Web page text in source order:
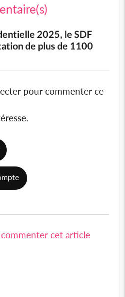
2025, le SDF
de plus de 1100
pour commenter ce
cet article